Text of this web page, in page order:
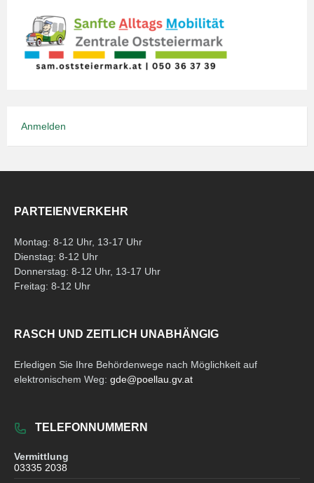
Anmelden
PARTEIENVERKEHR
Montag: 8-12 Uhr, 13-17 Uhr
Dienstag: 8-12 Uhr
Donnerstag: 8-12 Uhr, 13-17 Uhr
Freitag: 8-12 Uhr
RASCH UND ZEITLICH UNABHÄNGIG
Erledigen Sie Ihre Behördenwege nach Möglichkeit auf
elektronischem Weg: gde@poellau.gv.at
TELEFONNUMMERN
Vermittlung
03335 2038